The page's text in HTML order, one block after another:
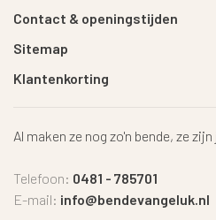
Contact & openingstijden
Sitemap
Klantenkorting
Al maken ze nog zo'n bende, ze
Telefoon: 0481 - 785701
E-mail: info@bendevangeluk.nl